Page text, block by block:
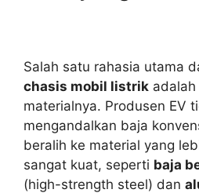
Salah satu rahasia utama
chasis mobil listrik adalah
materialnya. Produsen EV
mengandalkan baja
beralih ke material yang
sangat kuat, seperti baja
(high-strength steel) dan